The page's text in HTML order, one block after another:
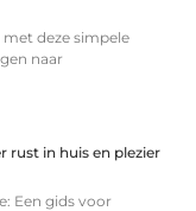
met deze simpele
naar
rust in huis en plezier
Een gids voor